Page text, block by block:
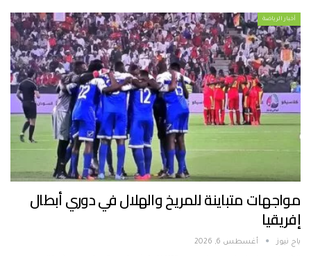
أخبار الرياضة
مواجهات متباينة للمريخ والهلال في دوري أبطال
إفريقيا
باج نيوز أغسطس 6, 2026